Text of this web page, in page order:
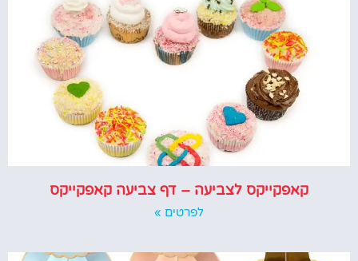
קאפקייקס לצביעה – דף צביעה קאפקייקס
לפרטים »